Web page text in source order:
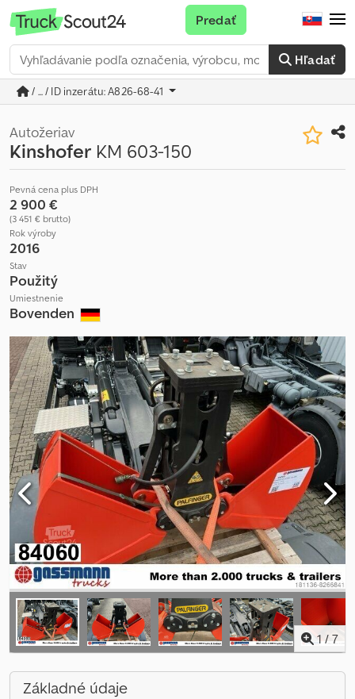
Hľadať
Predať
/ ... / ID inzerátu: A826-68-41
Autožeriav
Kinshofer KM 603-150
Pevná cena plus DPH
2 900 €
(3 451 € brutto)
Rok výroby
2016
Stav
Použitý
Umiestnenie
Bovenden
1 /7
Základné údaje